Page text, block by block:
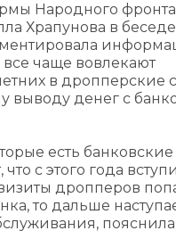
Народного фронта
Храпунова в
чаще вовлекают
в дропперские
выводу денег с
есть банковские
что с этого года
дропперов
то дальше
пояснила